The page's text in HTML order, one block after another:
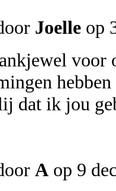
Joelle op
voor
dat ik jou
A op 9